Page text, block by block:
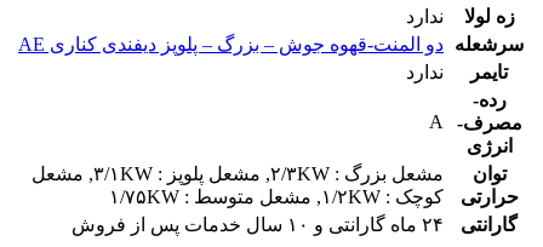
زه لولا
ندارد
سرشعله دو المنت-قهوه جوش – بزرگ – پلوپز دیفندی کناری AE
تایمر
ندارد
رده-
مصرف-
انرژی
A
توان
حرارتی
مشعل بزرگ : ۲/۳KW, مشعل پلوپز : ۳/۱KW, مشعل
کوچک : ۱/۲KW, مشعل متوسط : ۱/۷۵KW
گارانتی
۲۴ ماه گارانتی و ۱۰ سال خدمات پس از فروش